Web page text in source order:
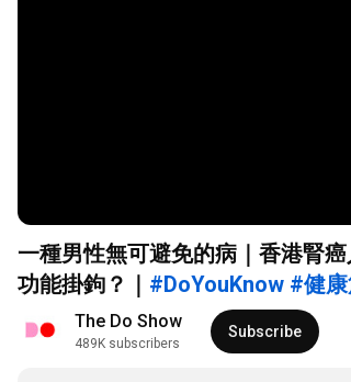
一種男性無可避免的病｜香港腎
功能掛鉤？｜ #DoYouKnow #健
The Do Show
489K subscribers
Subscribe